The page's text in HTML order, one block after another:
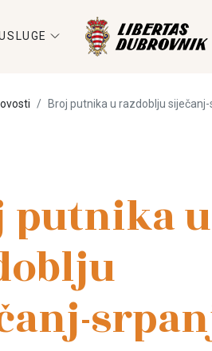
Broj putnika u razdoblju
putnika u